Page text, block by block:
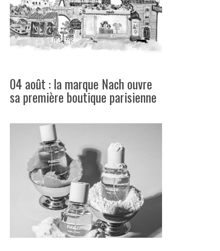
04 août : la marque Nach ouvre
sa première boutique parisienne